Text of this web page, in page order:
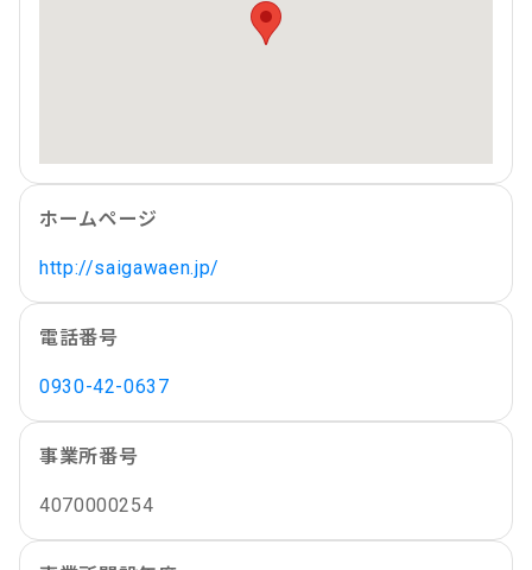
ホームページ
http://saigawaen.jp/
電話番号
0930-42-0637
事業所番号
4070000254